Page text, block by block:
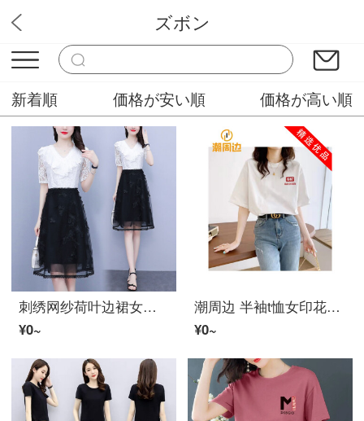
チューズデーファッション
ズボン
新着順 価格が安い順 価格が高い順
刺绣网纱荷叶边裙女夏2022レディースファッション新着遮肚子显瘦洋气蕾丝ワンピース 白色【上白下黑】 L 建议100-115斤
¥0~
潮周边 半袖t恤女印花Ｔシャツ半袖女学生韩版2022夏新着圆领透气ins甜辣Ｔシャツ 白色322XXERT XXS码【建议10斤】
¥0~